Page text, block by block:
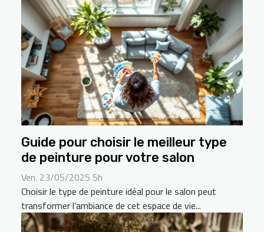
Guide pour choisir le meilleur type
de peinture pour votre salon
Ven. 23/05/2025 5h
Choisir le type de peinture idéal pour le salon peut
transformer l’ambiance de cet espace de vie...